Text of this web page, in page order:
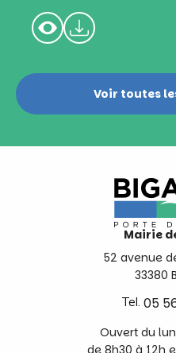
Voir toutes
Mairie
52 avenue
33380
Tel. 05
Ouvert du